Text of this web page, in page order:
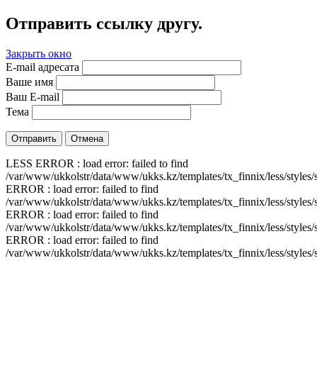
Отправить ссылку другу.
Закрыть окно
E-mail адресата
Ваше имя
Ваш E-mail
Тема
Отправить Отмена
LESS ERROR : load error: failed to find
/var/www/ukkolstr/data/www/ukks.kz/templates/tx_finnix/less/styles/
ERROR : load error: failed to find
/var/www/ukkolstr/data/www/ukks.kz/templates/tx_finnix/less/styles/
ERROR : load error: failed to find
/var/www/ukkolstr/data/www/ukks.kz/templates/tx_finnix/less/styles/
ERROR : load error: failed to find
/var/www/ukkolstr/data/www/ukks.kz/templates/tx_finnix/less/styles/